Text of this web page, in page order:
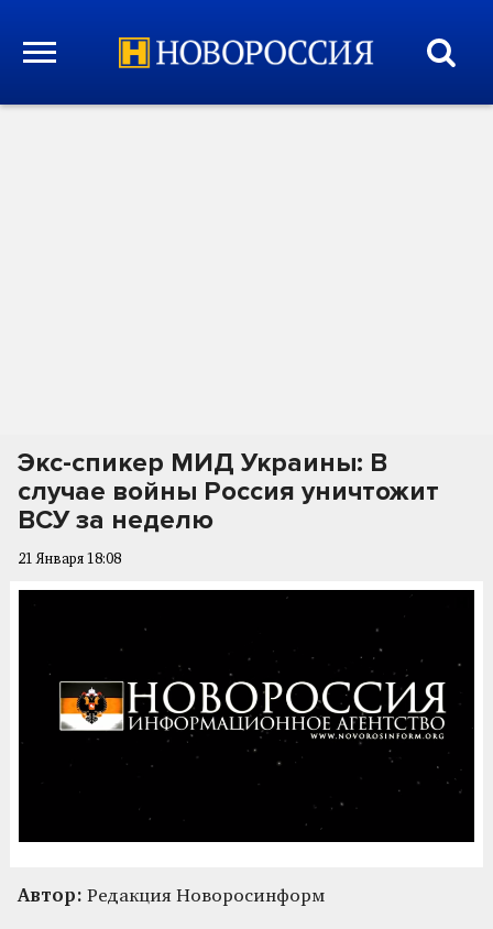
Экс-спикер МИД Украины: В
случае войны Россия уничтожит
ВСУ за неделю
21 Января 18:08
Автор: Редакция Новоросинформ